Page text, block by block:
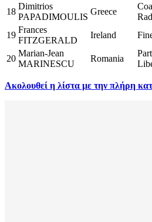
18
Dimitrios
PAPADIMOULIS
Greece
19
Frances
FITZGERALD
Ireland
20
Marian-Jean
MARINESCU
Romania
Ακολουθεί η λίστα με την πλήρη